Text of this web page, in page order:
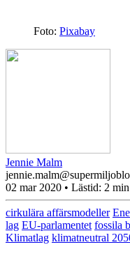
Foto: Pixabay
Jennie Malm
02 mar 2020 • Lästid: 2 min
cirkulära affärsmodeller
lag EU-parlamentet fossila
Klimatlag klimatneutral